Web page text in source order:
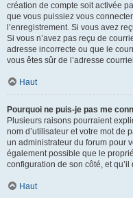
création de compte soit activée
que vous puissiez vous
l’enregistrement. Si vous avez
Si vous n’avez pas reçu de
adresse incorrecte ou que le
vous êtes sûr de l’adresse
Haut
Pourquoi ne puis-je pas me
Plusieurs raisons pourraient
nom d’utilisateur et votre mot de
un administrateur du forum pour
également possible que le
configuration de son côté, et qu’il
Haut